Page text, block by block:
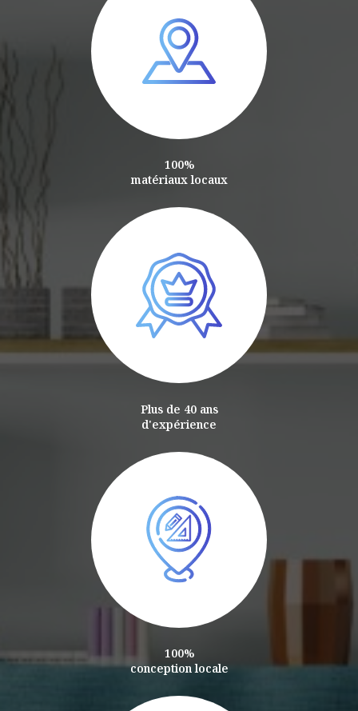
100%
matériaux locaux
Plus de 40 ans
d'expérience
100%
conception locale